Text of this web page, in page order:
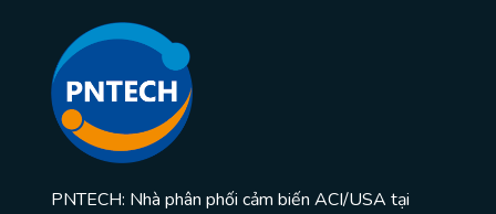
PNTECH: Nhà phân phối cảm biến ACI/USA tại